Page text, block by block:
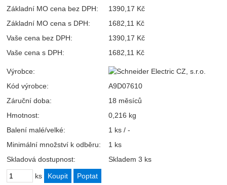
Základní MO cena bez DPH:
1390,17 Kč
Základní MO cena s DPH:
1682,11 Kč
Vaše cena bez DPH:
1390,17 Kč
Vaše cena s DPH:
1682,11 Kč
Výrobce:
Kód výrobce:
A9D07610
Záruční doba:
18 měsíců
Hmotnost:
0,216 kg
Balení malé/velké:
1 ks / -
Minimální množství k odběru:
1 ks
Skladová dostupnost:
Skladem 3 ks
ks